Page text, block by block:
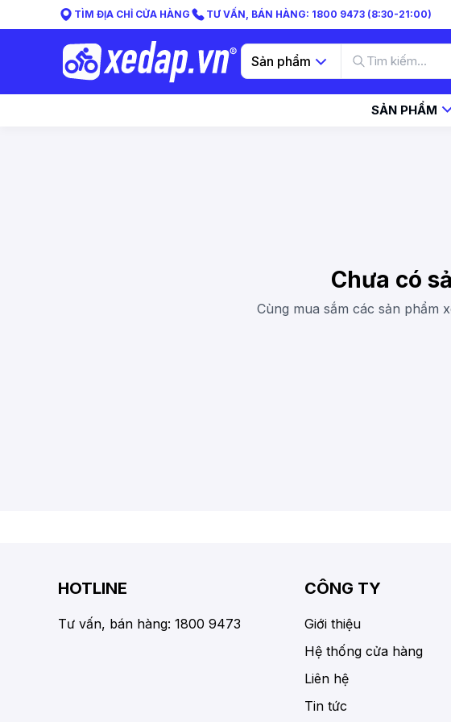
TÌM ĐỊA CHỈ CỬA HÀNG TƯ VẤN, BÁN HÀNG: 1800 9473 (8:30-21:00)
Sản phẩm
SẢN PHẨM
Chưa có
Cùng mua sắm các sản phẩm
HOTLINE
Tư vấn, bán hàng: 1800 9473
CÔNG TY
Giới thiệu
Hệ thống cửa hàng
Liên hệ
Tin tức